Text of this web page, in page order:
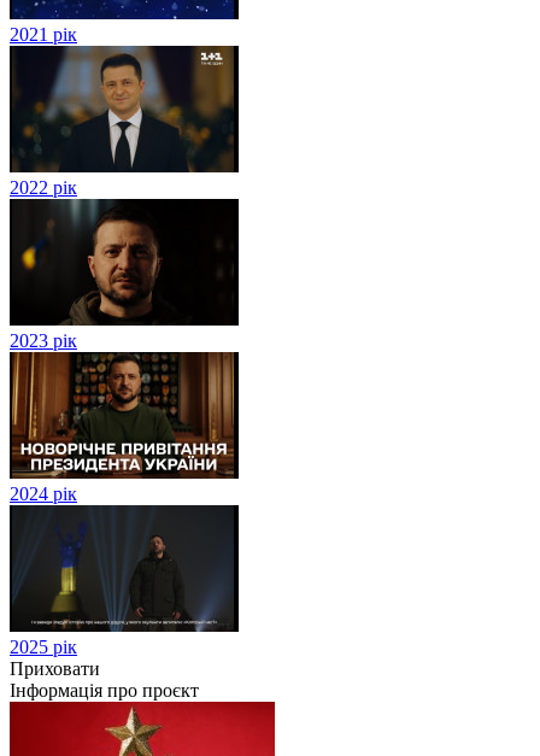
2021 рік
2022 рік
2023 рік
2024 рік
2025 рік
Приховати
Інформація про проєкт